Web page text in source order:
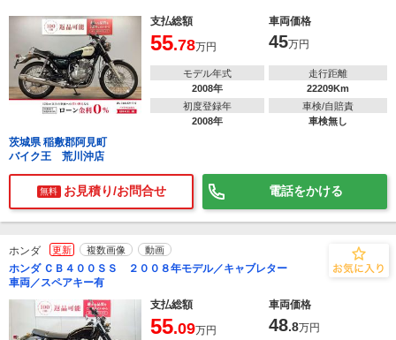
支払総額 車両価格
55.78万円 45万円
モデル年式
2008年
走行距離
22209Km
初度登録年
2008年
車検/自賠責
車検無し
茨城県 稲敷郡阿見町
バイク王 荒川沖店
無料 お見積り/お問合せ 電話をかける
ホンダ 更新 複数画像 動画
ホンダ ＣＢ４００ＳＳ ２００８年モデル／キャブレター
車両／スペアキー有
支払総額
車両価格
55.09万円 48.8万円